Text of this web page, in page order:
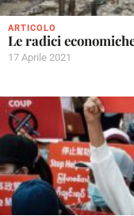
ARTICOLO
Le radici
17 Aprile 2021